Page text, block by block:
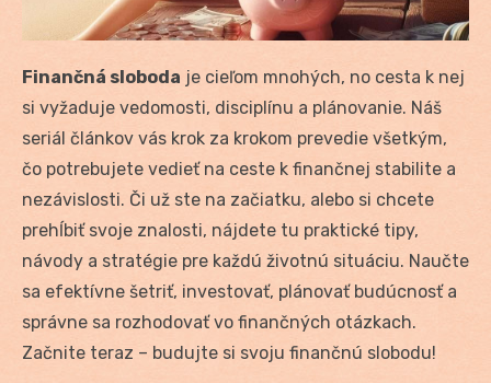
Finančná sloboda je cieľom mnohých, no cesta k nej
si vyžaduje vedomosti, disciplínu a plánovanie. Náš
seriál článkov vás krok za krokom prevedie všetkým,
čo potrebujete vedieť na ceste k finančnej stabilite a
nezávislosti. Či už ste na začiatku, alebo si chcete
prehĺbiť svoje znalosti, nájdete tu praktické tipy,
návody a stratégie pre každú životnú situáciu. Naučte
sa efektívne šetriť, investovať, plánovať budúcnosť a
správne sa rozhodovať vo finančných otázkach.
Začnite teraz – budujte si svoju finančnú slobodu!